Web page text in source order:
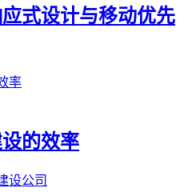
式设计与移动优先
的效率